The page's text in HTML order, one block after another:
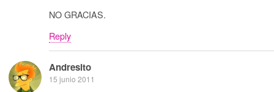
NO GRACIAS.
Reply
Andresito
15 junio 2011